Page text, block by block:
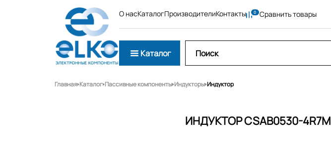
О насКаталогПроизводителиКонтакты Сравнить товары
Каталог
Главная Каталог Пассивные компоненты Индукторы Индуктор
ИНДУКТОР CSAB0530-4R7M